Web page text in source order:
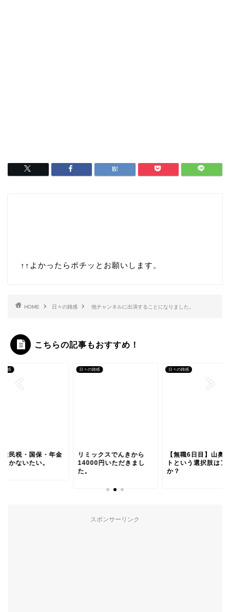
↑↑ よかったらポチッとお願いします。
HOME 日々の雑感 他チャンネルに出演することになりました。
こちらの記事もおすすめ！
雑感
住民税・国保・年金
まかないたい。
日々の雑感
リミックスでんきから
14000円いただきまし
た。
日々の雑感
【無職6日目】山奥
トという選択肢はア
か？
スポンサーリンク